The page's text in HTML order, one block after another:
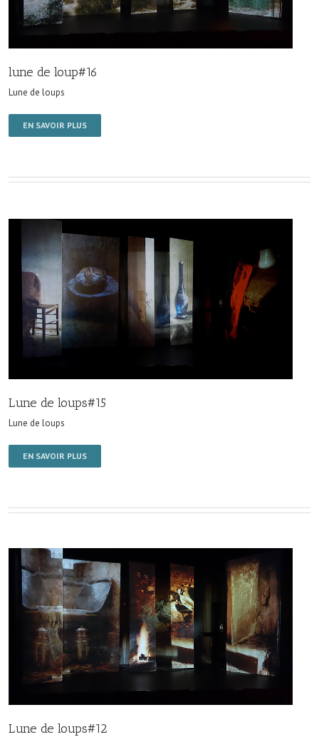
lune de loup#16
Lune de loups
EN SAVOIR PLUS
Lune de loups#15
Lune de loups
EN SAVOIR PLUS
Lune de loups#12